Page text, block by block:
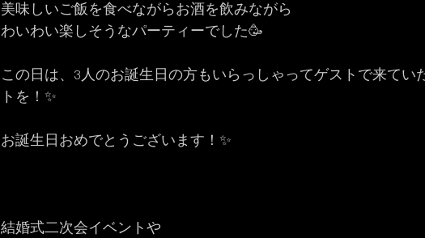
美味しいご飯を食べながらお酒を飲みながら
わいわい楽しそうなパーティーでした🥳
この日は、3人のお誕生日の方もいらっしゃってゲストで来てい
トを！✨
お誕生日おめでとうございます！✨
結婚式二次会イベントや